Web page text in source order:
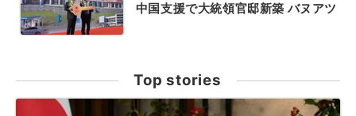
中国支援で大統領官邸新築 バヌアツ
Top stories